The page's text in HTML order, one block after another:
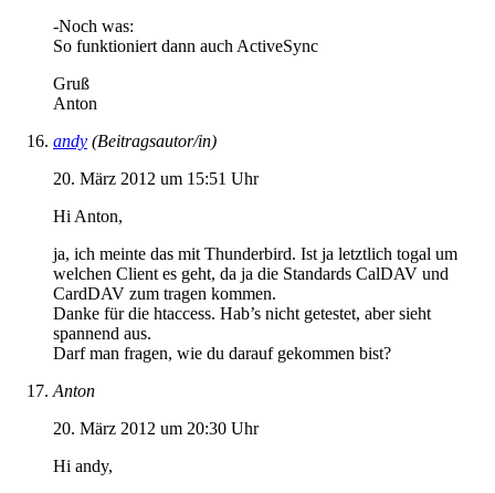
-Noch was:
So funktioniert dann auch ActiveSync
Gruß
Anton
andy (Beitragsautor/in)
20. März 2012 um 15:51 Uhr
Hi Anton,
ja, ich meinte das mit Thunderbird. Ist ja letztlich togal um
welchen Client es geht, da ja die Standards CalDAV und
CardDAV zum tragen kommen.
Danke für die htaccess. Hab’s nicht getestet, aber sieht
spannend aus.
Darf man fragen, wie du darauf gekommen bist?
Anton
20. März 2012 um 20:30 Uhr
Hi andy,